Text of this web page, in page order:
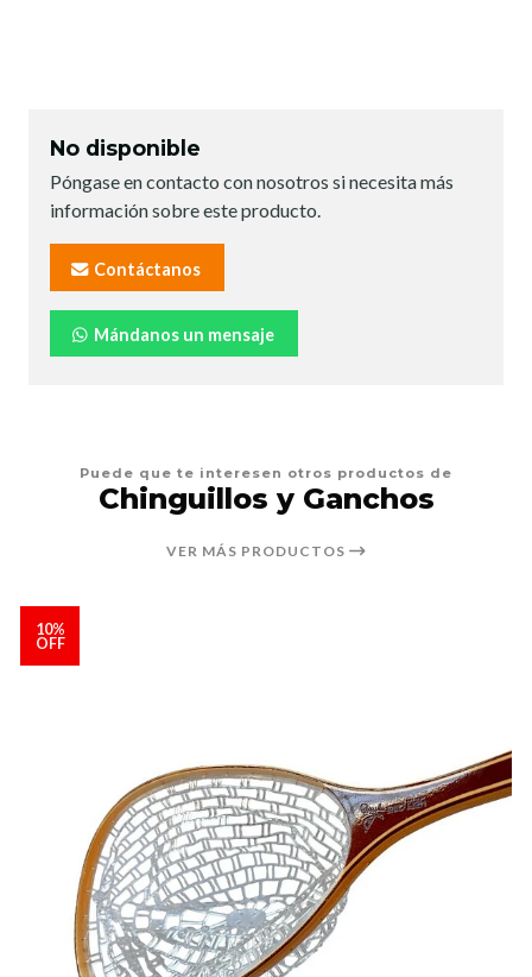
No disponible
Póngase en contacto con nosotros si necesita más
información sobre este producto.
Contáctanos
Mándanos un mensaje
Puede que te interesen otros productos de
Chinguillos y Ganchos
VER MÁS PRODUCTOS
10%
OFF